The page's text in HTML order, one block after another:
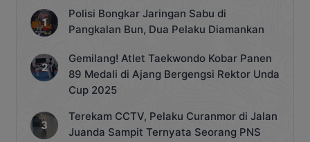
Polisi Bongkar Jaringan Sabu di
Pangkalan Bun, Dua Pelaku Diamankan
Gemilang! Atlet Taekwondo Kobar Panen
89 Medali di Ajang Bergengsi Rektor Unda
Cup 2025
Terekam CCTV, Pelaku Curanmor di Jalan
Juanda Sampit Ternyata Seorang PNS